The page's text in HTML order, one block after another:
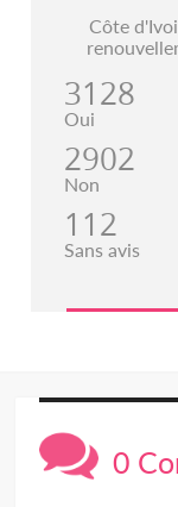
Côte
3128
Oui
2902
Non
112
Sans avis
0